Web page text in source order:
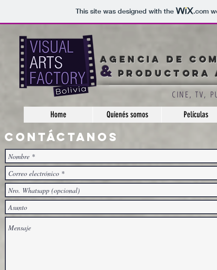
This site was designed with the .com
CINE, TV,
AGENCIA DE
&
Home Quienés somos Películas
Contáctanos